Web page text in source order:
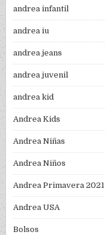
andrea infantil
andrea iu
andrea jeans
andrea juvenil
andrea kid
Andrea Kids
Andrea Niñas
Andrea Niños
Andrea Primavera 2021
Andrea USA
Bolsos